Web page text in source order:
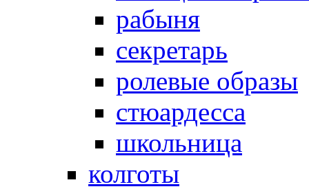
рабыня
секретарь
ролевые образы
стюардесса
школьница
колготы